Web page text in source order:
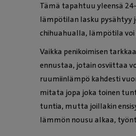
Tämä tapahtuu yleensä
lämpötilan lasku pysähtyy
chihuahualla, lämpötila voi
Vaikka penikoimisen
ennustaa, jotain osviittaa
ruumiinlämpö kahdesti
mitata jopa joka toinen
tuntia, mutta joillakin
lämmön nousu alkaa,